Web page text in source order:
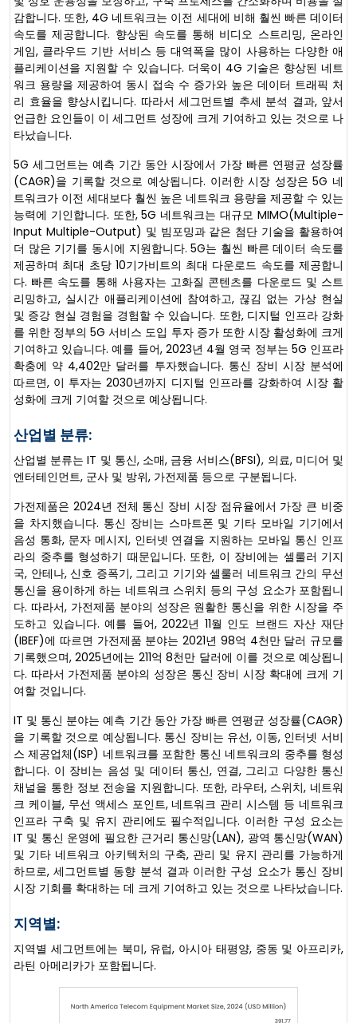
감합니다. 또한, 4G 네트워크는 이전 세대에 비해 훨씬 빠른 데이터
속도를 제공합니다. 향상된 속도를 통해 비디오 스트리밍, 온라인
게임, 클라우드 기반 서비스 등 대역폭을 많이 사용하는 다양한 애
플리케이션을 지원할 수 있습니다. 더욱이 4G 기술은 향상된 네트
워크 용량을 제공하여 동시 접속 수 증가와 높은 데이터 트래픽 처
리 효율을 향상시킵니다. 따라서 세그먼트별 추세 분석 결과, 앞서
언급한 요인들이 이 세그먼트 성장에 크게 기여하고 있는 것으로 나
타났습니다.
5G 세그먼트는 예측 기간 동안 시장에서 가장 빠른 연평균 성장률
(CAGR)을 기록할 것으로 예상됩니다. 이러한 시장 성장은 5G 네
트워크가 이전 세대보다 훨씬 높은 네트워크 용량을 제공할 수 있는
능력에 기인합니다. 또한, 5G 네트워크는 대규모 MIMO(Multiple-
Input Multiple-Output) 및 빔포밍과 같은 첨단 기술을 활용하여
더 많은 기기를 동시에 지원합니다. 5G는 훨씬 빠른 데이터 속도를
제공하며 최대 초당 10기가비트의 최대 다운로드 속도를 제공합니
다. 빠른 속도를 통해 사용자는 고화질 콘텐츠를 다운로드 및 스트
리밍하고, 실시간 애플리케이션에 참여하고, 끊김 없는 가상 현실
및 증강 현실 경험을 경험할 수 있습니다. 또한, 디지털 인프라 강화
를 위한 정부의 5G 서비스 도입 투자 증가 또한 시장 활성화에 크게
기여하고 있습니다. 예를 들어, 2023년 4월 영국 정부는 5G 인프라
확충에 약 4,402만 달러를 투자했습니다. 통신 장비 시장 분석에
따르면, 이 투자는 2030년까지 디지털 인프라를 강화하여 시장 활
성화에 크게 기여할 것으로 예상됩니다.
산업별 분류:
산업별 분류는 IT 및 통신, 소매, 금융 서비스(BFSI), 의료, 미디어 및
엔터테인먼트, 군사 및 방위, 가전제품 등으로 구분됩니다.
가전제품은 2024년 전체 통신 장비 시장 점유율에서 가장 큰 비중
을 차지했습니다. 통신 장비는 스마트폰 및 기타 모바일 기기에서
음성 통화, 문자 메시지, 인터넷 연결을 지원하는 모바일 통신 인프
라의 중추를 형성하기 때문입니다. 또한, 이 장비에는 셀룰러 기지
국, 안테나, 신호 증폭기, 그리고 기기와 셀룰러 네트워크 간의 무선
통신을 용이하게 하는 네트워크 스위치 등의 구성 요소가 포함됩니
다. 따라서, 가전제품 분야의 성장은 원활한 통신을 위한 시장을 주
도하고 있습니다. 예를 들어, 2022년 11월 인도 브랜드 자산 재단
(IBEF)에 따르면 가전제품 분야는 2021년 98억 4천만 달러 규모를
기록했으며, 2025년에는 211억 8천만 달러에 이를 것으로 예상됩니
다. 따라서 가전제품 분야의 성장은 통신 장비 시장 확대에 크게 기
여할 것입니다.
IT 및 통신 분야는 예측 기간 동안 가장 빠른 연평균 성장률(CAGR)
을 기록할 것으로 예상됩니다. 통신 장비는 유선, 이동, 인터넷 서비
스 제공업체(ISP) 네트워크를 포함한 통신 네트워크의 중추를 형성
합니다. 이 장비는 음성 및 데이터 통신, 연결, 그리고 다양한 통신
채널을 통한 정보 전송을 지원합니다. 또한, 라우터, 스위치, 네트워
크 케이블, 무선 액세스 포인트, 네트워크 관리 시스템 등 네트워크
인프라 구축 및 유지 관리에도 필수적입니다. 이러한 구성 요소는
IT 및 통신 운영에 필요한 근거리 통신망(LAN), 광역 통신망(WAN)
및 기타 네트워크 아키텍처의 구축, 관리 및 유지 관리를 가능하게
하므로, 세그먼트별 동향 분석 결과 이러한 구성 요소가 통신 장비
시장 기회를 확대하는 데 크게 기여하고 있는 것으로 나타났습니다.
지역별:
지역별 세그먼트에는 북미, 유럽, 아시아 태평양, 중동 및 아프리카,
라틴 아메리카가 포함됩니다.